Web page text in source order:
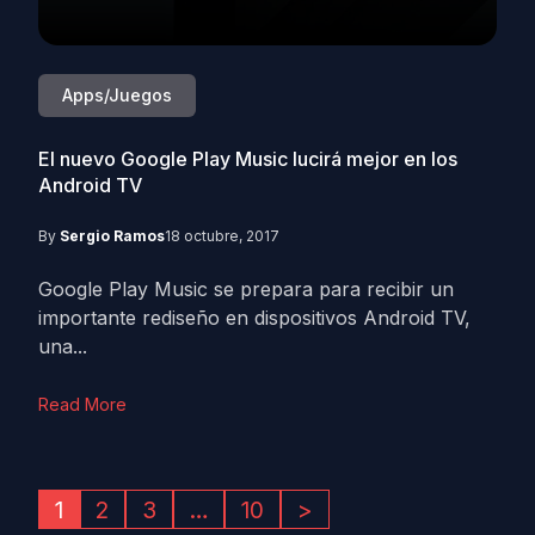
Apps/Juegos
El nuevo Google Play Music lucirá mejor en los
Android TV
By Sergio Ramos18 octubre, 2017
Google Play Music se prepara para recibir un
importante rediseño en dispositivos Android TV,
una...
Read More
1 2 3 … 10 >